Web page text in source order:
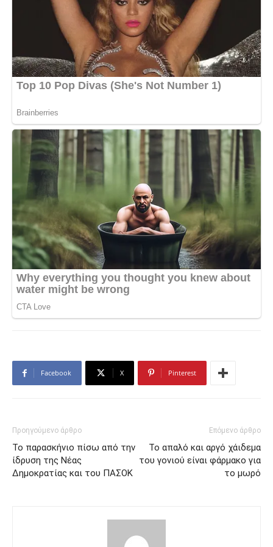
Facebook X Pinterest
Προηγούμενο άρθρο
Το παρασκήνιο πίσω από την
ίδρυση της Νέας
Δημοκρατίας και του ΠΑΣΟΚ
Επόμενο άρθρο
Το απαλό και αργό χάιδεμα
του γονιού είναι φάρμακο για
το μωρό